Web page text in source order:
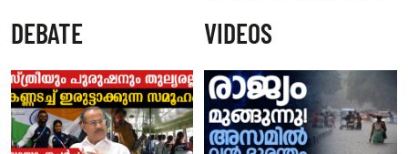
നിർദേശം നൽകി പഞ്ചായത്ത്
DEBATE VIDEOS